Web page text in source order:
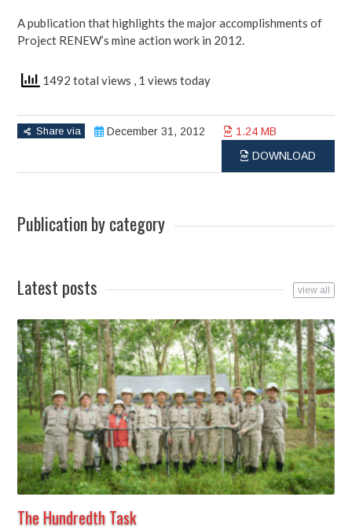
A publication that highlights the major accomplishments of
Project RENEW’s mine action work in 2012.
1492 total views , 1 views today
Share via December 31, 2012
1.24 MB
DOWNLOAD
Publication by category
Latest posts view all
The Hundredth Task